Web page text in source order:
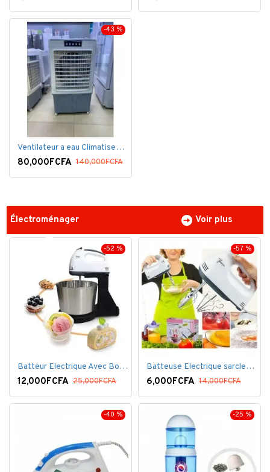
-43 %
Ventilateur a eau Climatiseur Mobile Grand Model.
80,000FCFA 140,000FCFA
Électroménager Voir plus
-52 %
Batteur Electrique Avec Bol en inox
12,000FCFA 25,000FCFA
-57 %
Batteuse Electrique sarclette à main– 7 vitesses
6,000FCFA 14,000FCFA
-40 % -25 %